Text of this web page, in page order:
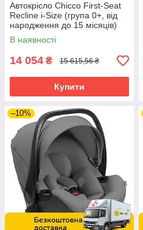
Автокрісло Chicco First-Seat
Recline i-Size (група 0+, від
народження до 15 місяців)
Чорне
В наявності
14 054 ₴ 15 615,56 ₴
Купити
–10%